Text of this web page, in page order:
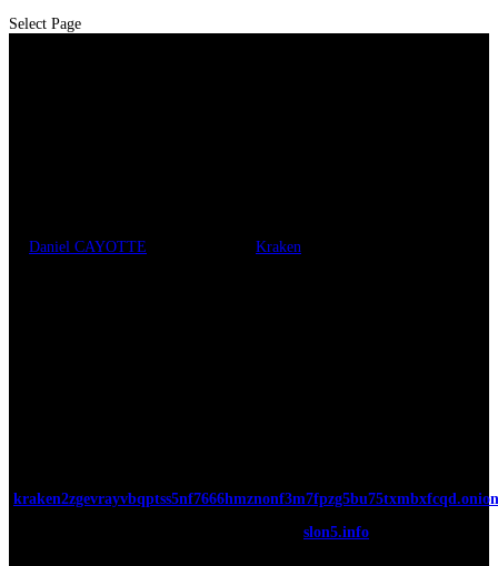
Select Page
Daniel CAYOTTE Kraken
kraken2zgevrayvbqptss5nf7666hmznonf3m7fpzg5bu75txmbxfcqd.onion
slon5.info